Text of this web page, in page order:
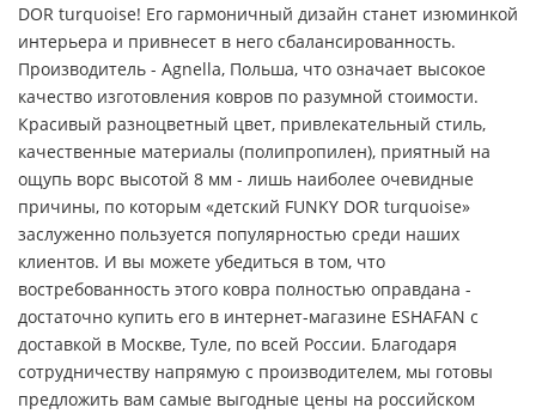
DOR turquoise! Его гармоничный дизайн станет изюминкой
интерьера и привнесет в него сбалансированность.
Производитель - Agnella, Польша, что означает высокое
качество изготовления ковров по разумной стоимости.
Красивый разноцветный цвет, привлекательный стиль,
качественные материалы (полипропилен), приятный на
ощупь ворс высотой 8 мм - лишь наиболее очевидные
причины, по которым «детский FUNKY DOR turquoise»
заслуженно пользуется популярностью среди наших
клиентов. И вы можете убедиться в том, что
востребованность этого ковра полностью оправдана -
достаточно купить его в интернет-магазине ESHAFAN с
доставкой в Москве, Туле, по всей России. Благодаря
сотрудничеству напрямую с производителем, мы готовы
предложить вам самые выгодные цены на российском